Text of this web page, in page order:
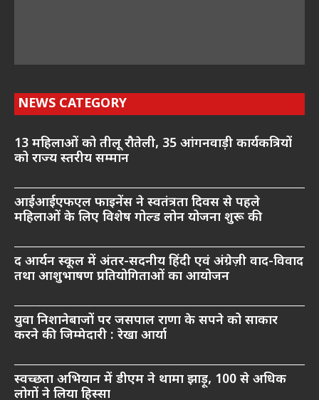
NEWS CATEGORY
13 महिलाओं को तीलू रौतेली, 35 आंगनवाड़ी कार्यकत्रियों
को राज्य स्तरीय सम्मान
आईआईएफएल फाइनेंस ने स्वतंत्रता दिवस से पहले
महिलाओं के लिए विशेष गोल्ड लोन योजना शुरू की
द आर्यन स्कूल में अंतर-सदनीय हिंदी एवं अंग्रेज़ी वाद-विवाद
तथा आशुभाषण प्रतियोगिताओं का आयोजन
युवा निशानेबाजों पर जसपाल राणा के सपने को साकार
करने की जिम्मेदारी : रेखा आर्या
स्वच्छता अभियान में डीएम ने थामा झाड़ू, 100 से अधिक
लोगों ने लिया हिस्सा